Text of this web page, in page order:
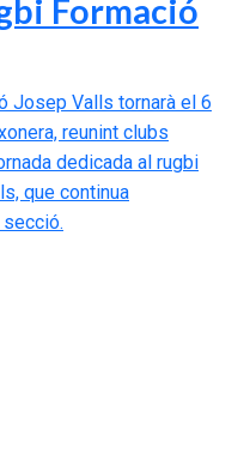
Formació
Josep Valls tornarà el 6
reunint clubs
dedicada al rugbi
que continua
secció.